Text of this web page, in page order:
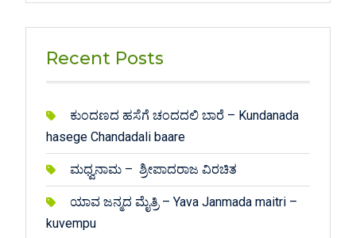
Recent Posts
ಕುಂದಣದ ಹಸೆಗೆ ಚಂದದಲಿ ಬಾರೆ – Kundanada
hasege Chandadali baare
ಮಧ್ವನಾಮ – ಶ್ರೀಪಾದರಾಜ ವಿರಚಿತ
ಯಾವ ಜನ್ಮದ ಮೈತ್ರಿ – Yava Janmada maitri –
kuvempu